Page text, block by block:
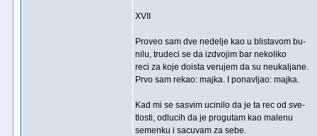
XVII
Proveo sam dve nedelje kao u blistavom bu-
nilu, trudeci se da izdvojim bar nekoliko
reci za koje doista verujem da su neukaljane.
Prvo sam rekao: majka. I ponavljao: majka.
Kad mi se sasvim ucinilo da je ta rec od sve-
tlosti, odlucih da je progutam kao malenu
semenku i sacuvam za sebe.